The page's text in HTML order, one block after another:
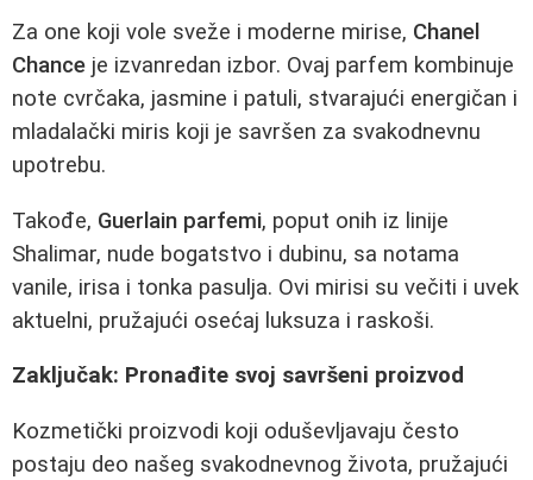
Za one koji vole sveže i moderne mirise, Chanel
Chance je izvanredan izbor. Ovaj parfem kombinuje
note cvrčaka, jasmine i patuli, stvarajući energičan i
mladalački miris koji je savršen za svakodnevnu
upotrebu.
Takođe, Guerlain parfemi, poput onih iz linije
Shalimar, nude bogatstvo i dubinu, sa notama
vanile, irisa i tonka pasulja. Ovi mirisi su večiti i uvek
aktuelni, pružajući osećaj luksuza i raskoši.
Zaključak: Pronađite svoj savršeni proizvod
Kozmetički proizvodi koji oduševljavaju često
postaju deo našeg svakodnevnog života, pružajući